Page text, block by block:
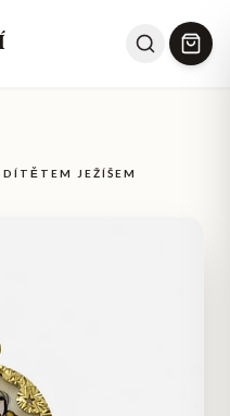
JEŽÍŠEM